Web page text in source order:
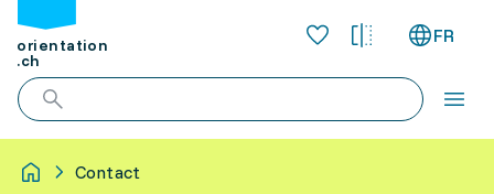
orientation
.ch
FR
Contact